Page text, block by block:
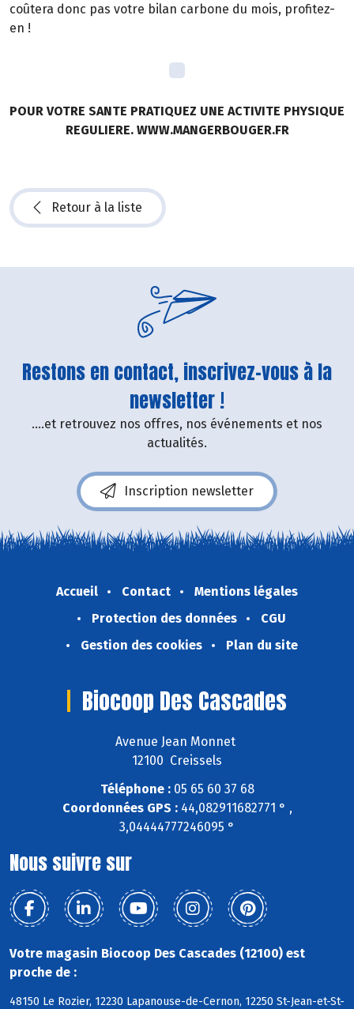
coûtera donc pas votre bilan carbone du mois, profitez-
en !
POUR VOTRE SANTE PRATIQUEZ UNE ACTIVITE PHYSIQUE
REGULIERE. WWW.MANGERBOUGER.FR
Retour à la liste
Restons en contact, inscrivez-vous à la
newsletter !
....et retrouvez nos offres, nos événements et nos
actualités.
Inscription newsletter
Accueil Contact
Mentions légales
Protection des données
CGU
Gestion des cookies
Plan du site
Biocoop Des Cascades
Avenue Jean Monnet
12100 Creissels
Téléphone :05 65 60 37 68
Coordonnées GPS :44,082911682771 ° ,
3,04444777246095 °
Nous suivre sur
Votre magasin Biocoop Des Cascades (12100) est
proche de :
48150 Le Rozier, 12230 Lapanouse-de-Cernon, 12250 St-Jean-et-St-